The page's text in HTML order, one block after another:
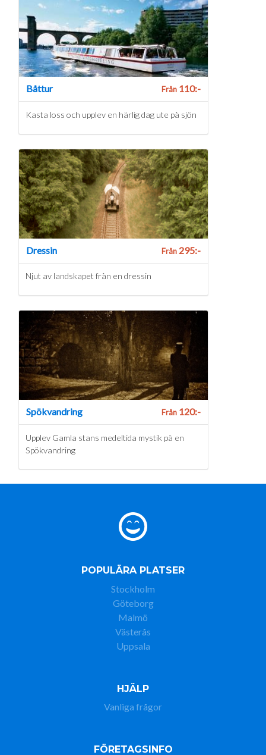
Båttur Från110:-
Kasta loss och upplev en härlig dag ute på sjön
Dressin Från295:-
Njut av landskapet från en dressin
Spökvandring Från120:-
Upplev Gamla stans medeltida mystik på en
Spökvandring
POPULÄRA PLATSER
Stockholm
Göteborg
Malmö
Västerås
Uppsala
HJÄLP
Vanliga frågor
FÖRETAGSINFO